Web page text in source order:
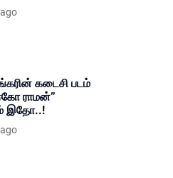
கடைசி படம்
ராமன்”
இதோ..!